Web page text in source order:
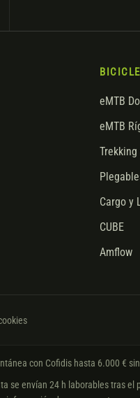
eMTB
eMTB
Cargo y
CUBE
Amflow
con Cofidis hasta 6.000 €
se envían 24 h laborables tras el